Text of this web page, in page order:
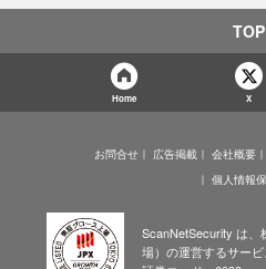
TOP
Home X
お問合せ 広告掲載 会社概要
個人情報
ScanNetSecurity は、
場）の運営するサービ